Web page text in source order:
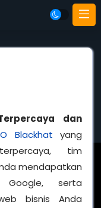
dan
Blackhat yang
tim
mendapatkan
serta
bisnis Anda